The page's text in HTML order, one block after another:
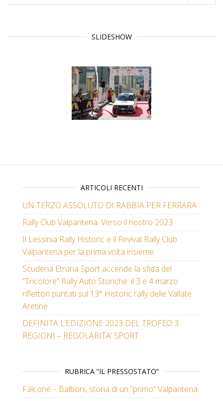
SLIDESHOW
ARTICOLI RECENTI
UN TERZO ASSOLUTO DI RABBIA PER FERRARA
Rally Club Valpantena. Verso il nostro 2023.
Il Lessinia Rally Historic e il Revival Rally Club
Valpantena per la prima volta insieme.
Scuderia Etruria Sport accende la sfida del
“Tricolore” Rally Auto Storiche: il 3 e 4 marzo
riflettori puntati sul 13° Historic rally delle Vallate
Aretine
DEFINITA L’EDIZIONE 2023 DEL TROFEO 3
REGIONI – REGOLARITA’ SPORT
RUBRICA “IL PRESSOSTATO”
Falcone – Balboni, storia di un “primo” Valpantena.